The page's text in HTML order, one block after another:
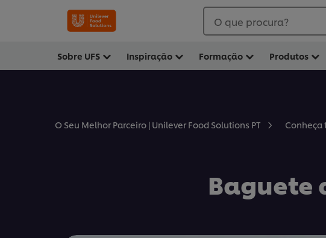
O que procura?
Sobre UFS Inspiração Formação Produtos
O Seu Melhor Parceiro | Unilever Food Solutions PT Conheça
Baguete